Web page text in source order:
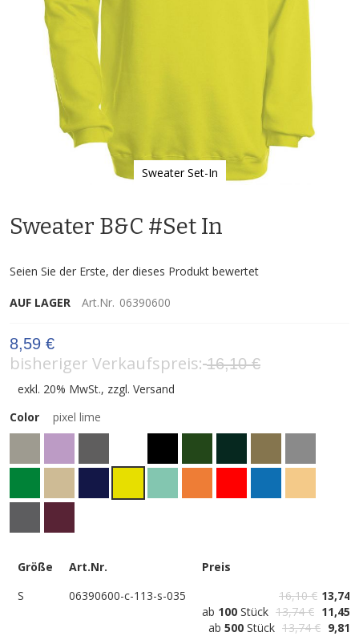
Sweater Set-In
der
Sweater B&C #Set In
Seien Sie der Erste, der dieses Produkt bewertet
AUF LAGER Art.Nr. 06390600
8,59 €
bisheriger Verkaufspreis 16,10 €
exkl. 20% MwSt., zzgl. Versand
Color
pixel lime
Größe Art.Nr.
Preis
S
06390600-c-113-s-035 16,10 € 13,74
ab 100 Stück 13,74 € 11,45
ab 500 Stück 13,74 € 9,81